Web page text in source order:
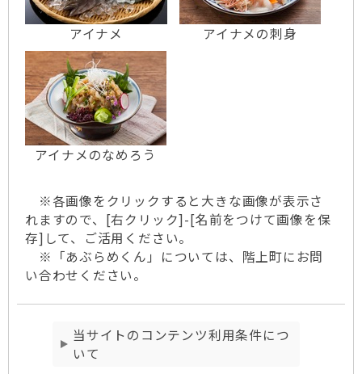
アイナメ アイナメの刺身
アイナメのなめろう
※各画像をクリックすると大きな画像が表示さ
れますので、[右クリック]-[名前をつけて画像を保
存]して、ご活用ください。
※「あぶらめくん」については、階上町にお問
い合わせください。
当サイトのコンテンツ利用条件につ
いて